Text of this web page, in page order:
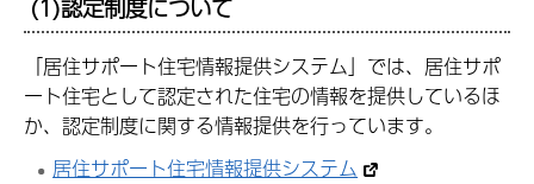
(1)認定制度について
「居住サポート住宅情報提供システム」では、居住サポ
ート住宅として認定された住宅の情報を提供しているほ
か、認定制度に関する情報提供を行っています。
居住サポート住宅情報提供システム